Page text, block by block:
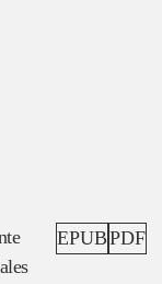
PDF
EPUB